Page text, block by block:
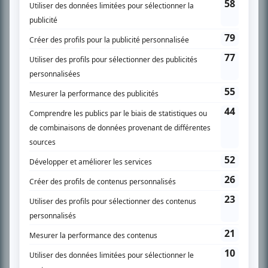
Chroniqueur télé du journal Le Soleil depuis 2001, Richard Therrien carbure à
son petit écran. Celui qu’on surnomme parfois «l’encyclopédie de la
spécialité: la télé québécoise. On peut l’entendre régulièrement commenter
En savoir plus »
SUR LE RÉSEAU BIZZ MÉDIA
PLAN DU SITE
Accueil
Liste des comédiens
Recherche avancée